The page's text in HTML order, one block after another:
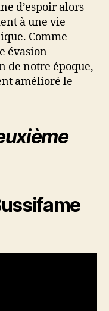
d’espoir alors
à une vie
Comme
évasion
de notre époque,
amélioré le